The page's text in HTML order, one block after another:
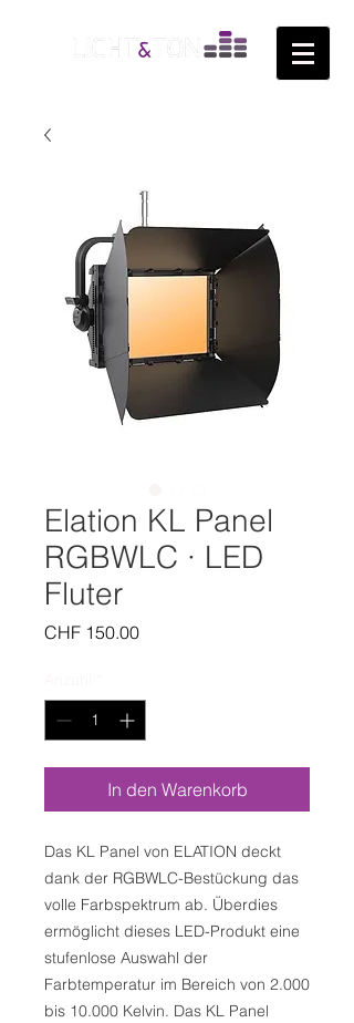
Elation KL Panel
RGBWLC · LED
Fluter
CHF 150.00Preis
In den Warenkorb
Das KL Panel von ELATION deckt
dank der RGBWLC-Bestückung das
volle Farbspektrum ab. Überdies
ermöglicht dieses LED-Produkt eine
stufenlose Auswahl der
Farbtemperatur im Bereich von 2.000
bis 10.000 Kelvin. Das KL Panel